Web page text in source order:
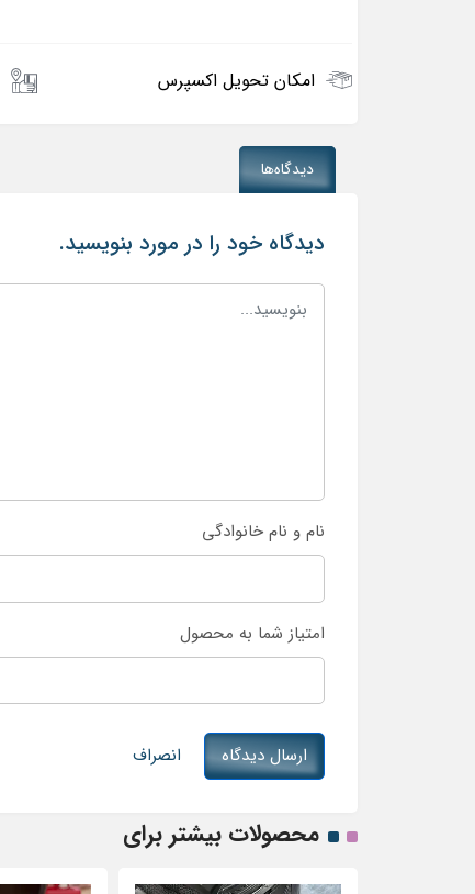
امکان تحویل اکسپرس
دیدگاه‌ها
دیدگاه خود را در مورد بنویسید.
نام و نام خانوادگی
امتیاز شما به محصول
ارسال دیدگاه انصراف
محصولات بیشتر برای